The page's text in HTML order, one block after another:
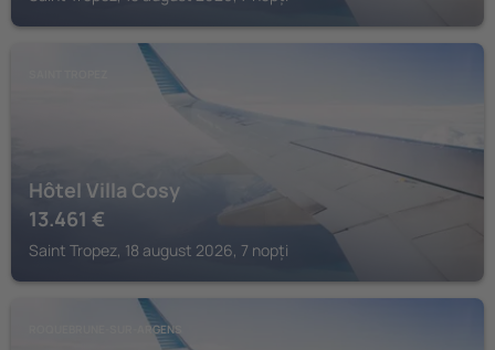
Hôtel Villa Cosy
13.461 €
Saint Tropez, 18 august 2026, 7 nopți
ROQUEBRUNE-SUR-ARGENS